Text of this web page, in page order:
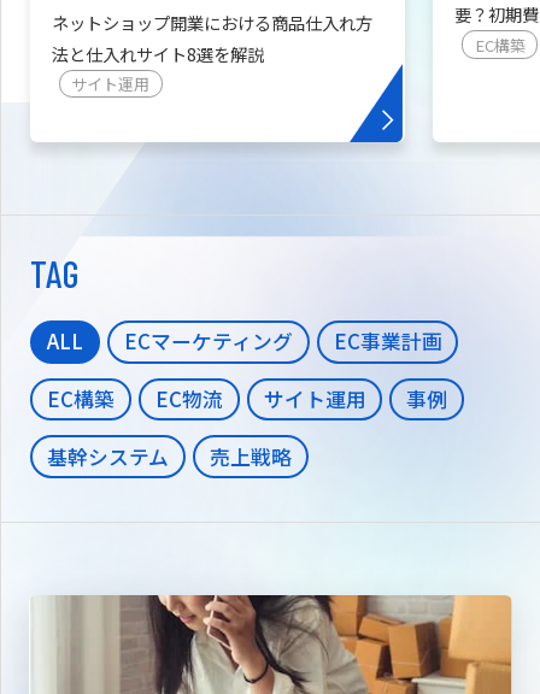
ネットショップ開業における商品仕入れ方
法と仕入れサイト8選を解説
サイト運用
要？初期
を紹介
EC構築
TAG
ALL ECマーケティング
EC事業計画
EC構築
EC物流 サイト運用
事例
基幹システム
売上戦略